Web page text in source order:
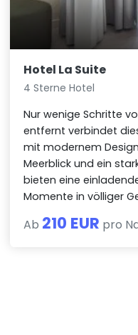
Hotel La Suite
4 Sterne Hotel
Nur wenige Schritte
entfernt verbindet
mit modernem
Meerblick und ein
bieten eine
Momente in völliger
Ab 210 EUR pro